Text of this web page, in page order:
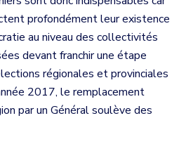
profondément leur existence
au niveau des collectivités
devant franchir une étape
régionales et provinciales
2017, le remplacement
par un Général soulève des